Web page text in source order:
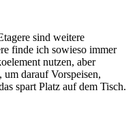
sind weitere
finde ich sowieso immer
nutzen, aber
darauf Vorspeisen,
spart Platz auf dem Tisch.